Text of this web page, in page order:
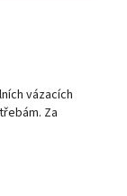
vázacích
Za